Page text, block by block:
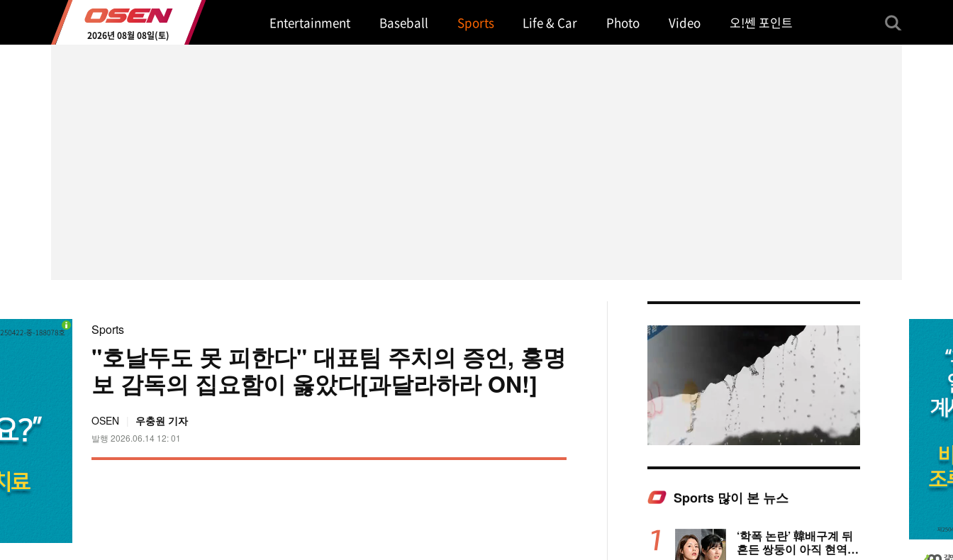
2026년 08월 08일(토)
Entertainment Baseball Sports Life & Car Photo Video 오!쎈 포인트
Sports
"호날두도 못 피한다" 대표팀 주치의 증언, 홍명
보 감독의 집요함이 옳았다[과달라하라 ON!]
OSEN 우충원 기자
발행 2026.06.14 12: 01
Sports 많이 본 뉴스
‘학폭 논란’ 韓배구계 뒤
흔든 쌍둥이 아직 현역이